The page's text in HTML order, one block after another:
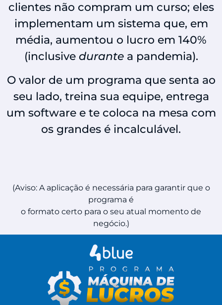
clientes não compram um curso; eles
implementam um sistema que, em
média, aumentou o lucro em 140%
(inclusive durantea pandemia).
O valor de um programa que senta ao
seu lado, treina sua equipe, entrega
um software e te coloca na mesa com
os grandes é incalculável.
(Aviso: A aplicação é necessária para garantir que o
programa é
o formato certo para o seu atual momento de
negócio.)